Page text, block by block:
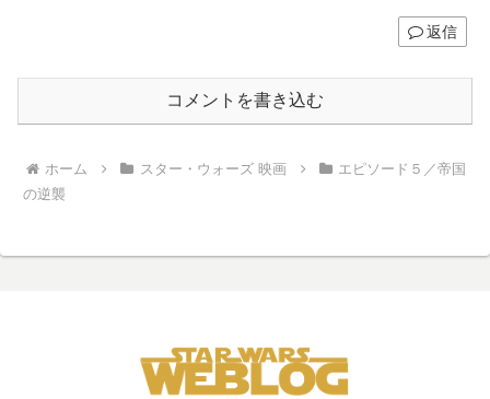
返信
コメントを書き込む
ホーム スター・ウォーズ 映画
エピソード５／帝国
の逆襲